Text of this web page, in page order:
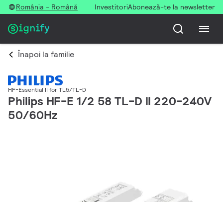
România - Română InvestitoriAbonează-te la newsletter
Înapoi la familie
HF-Essential II for TL5/TL-D
Philips HF-E 1/2 58 TL-D II 220-240V
50/60Hz